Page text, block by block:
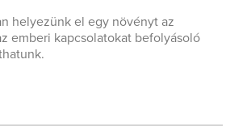
helyezünk el egy növényt az
emberi kapcsolatokat befolyásoló